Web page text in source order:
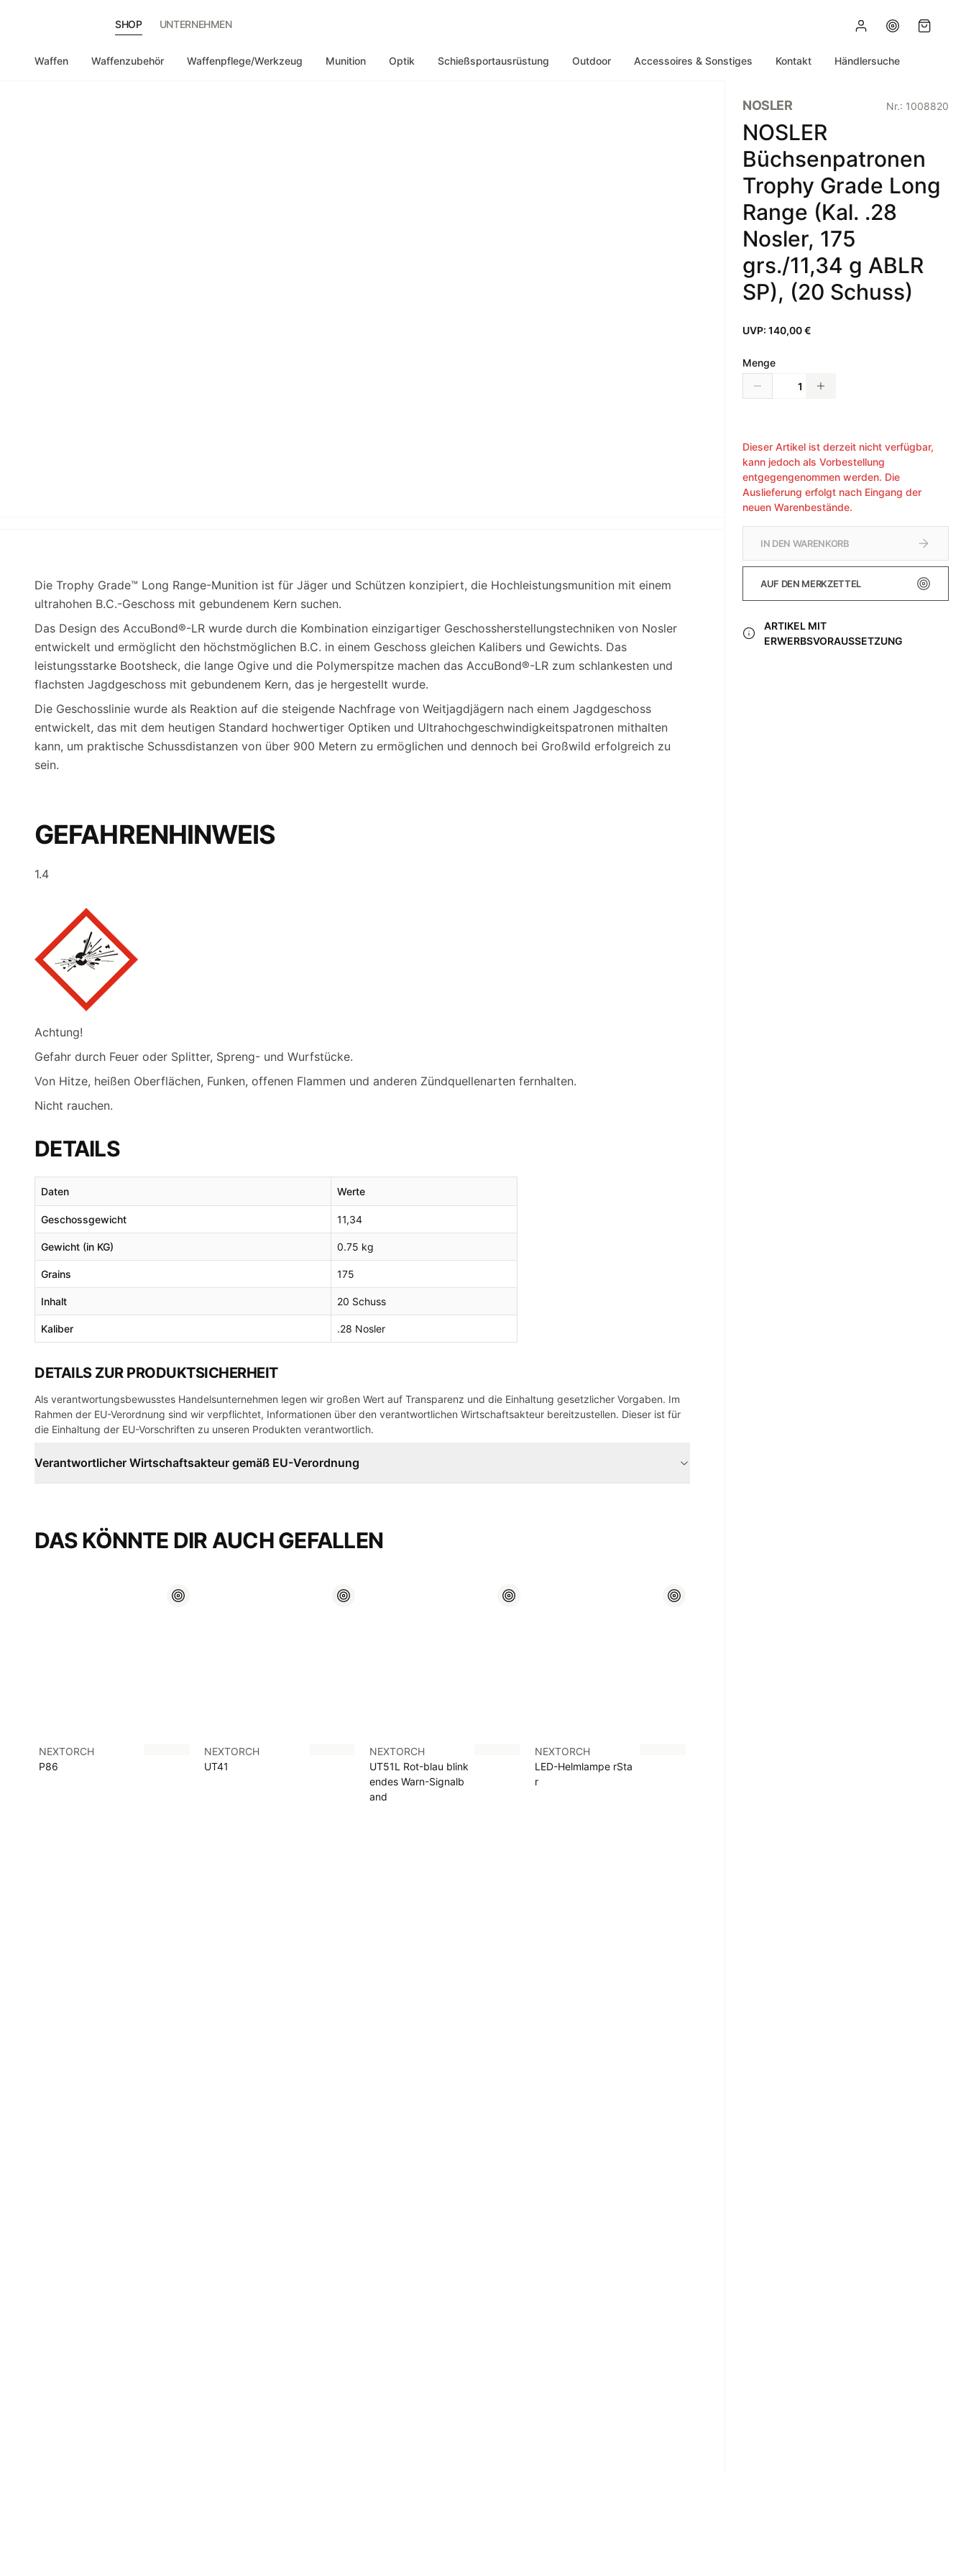
SHOP UNTERNEHMEN
Waffen Waffenzubehör Waffenpflege/Werkzeug Munition Optik Schießsportausrüstung Outdoor Accessoires & Sonstiges Kontakt Händlersuche
Die Trophy Grade™ Long Range-Munition ist für Jäger und Schützen konzipiert, die Hochleistungsmunition mit einem
ultrahohen B.C.-Geschoss mit gebundenem Kern suchen.
Das Design des AccuBond®-LR wurde durch die Kombination einzigartiger Geschossherstellungstechniken von Nosler
entwickelt und ermöglicht den höchstmöglichen B.C. in einem Geschoss gleichen Kalibers und Gewichts. Das
leistungsstarke Bootsheck, die lange Ogive und die Polymerspitze machen das AccuBond®-LR zum schlankesten und
flachsten Jagdgeschoss mit gebundenem Kern, das je hergestellt wurde.
Die Geschosslinie wurde als Reaktion auf die steigende Nachfrage von Weitjagdjägern nach einem Jagdgeschoss
entwickelt, das mit dem heutigen Standard hochwertiger Optiken und Ultrahochgeschwindigkeitspatronen mithalten
kann, um praktische Schussdistanzen von über 900 Metern zu ermöglichen und dennoch bei Großwild erfolgreich zu
sein.
GEFAHRENHINWEIS
1.4
Achtung!
Gefahr durch Feuer oder Splitter, Spreng- und Wurfstücke.
Von Hitze, heißen Oberflächen, Funken, offenen Flammen und anderen Zündquellenarten fernhalten.
Nicht rauchen.
DETAILS
Daten Werte
Geschossgewicht 11,34
Gewicht (in KG) 0.75 kg
Grains 175
Inhalt 20 Schuss
Kaliber .28 Nosler
DETAILS ZUR PRODUKTSICHERHEIT
Als verantwortungsbewusstes Handelsunternehmen legen wir großen Wert auf Transparenz und die Einhaltung gesetzlicher Vorgaben. Im
Rahmen der EU-Verordnung sind wir verpflichtet, Informationen über den verantwortlichen Wirtschaftsakteur bereitzustellen. Dieser ist für
die Einhaltung der EU-Vorschriften zu unseren Produkten verantwortlich.
Verantwortlicher Wirtschaftsakteur gemäß EU-Verordnung
DAS KÖNNTE DIR AUCH GEFALLEN
NEXTORCH
P86
NEXTORCH
UT41
NEXTORCH
UT51L Rot-blau blink
endes Warn-Signalb
and
NEXTORCH
LED-Helmlampe rSta
r
NOSLER Nr.: 1008820
NOSLER
Büchsenpatronen
Trophy Grade Long
Range (Kal. .28
Nosler, 175
grs./11,34 g ABLR
SP), (20 Schuss)
UVP: 140,00 €
Menge
Dieser Artikel ist derzeit nicht verfügbar,
kann jedoch als Vorbestellung
entgegengenommen werden. Die
Auslieferung erfolgt nach Eingang der
neuen Warenbestände.
IN DEN WARENKORB
AUF DEN MERKZETTEL
ARTIKEL MIT
ERWERBSVORAUSSETZUNG